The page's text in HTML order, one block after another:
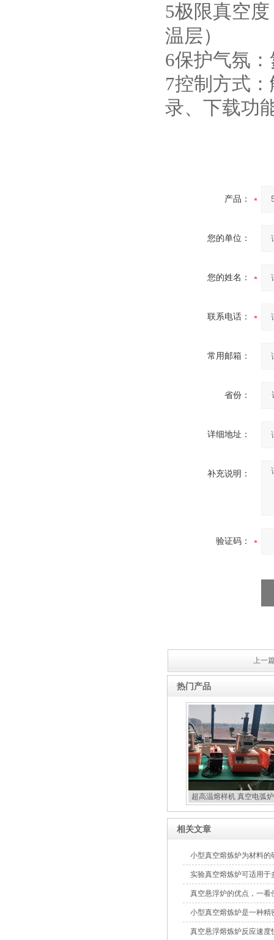
5极限真空度
温层）
6保护气氛
7控制方式
录、下载功
产品：
您的单位：
您的姓名：
联系电话：
常用邮箱：
省份：
详细地址：
补充说明：
验证码：
上一
热门产品
超高温熔样机 真空电弧
相关文章
小型真空熔炼炉为材料
实验真空熔炼炉可适用
真空悬浮炉的优点，一看
小型真空熔炼炉是一种精
真空悬浮熔炼炉反应速度